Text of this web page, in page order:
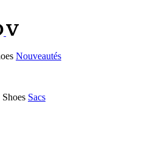
Nouveautés
Sacs